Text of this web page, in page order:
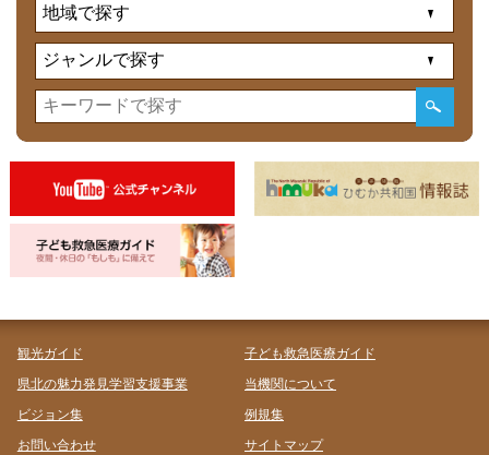
観光ガイド
子ども救急医療ガイド
県北の魅力発見学習支援事業
当機関について
ビジョン集
例規集
お問い合わせ
サイトマップ